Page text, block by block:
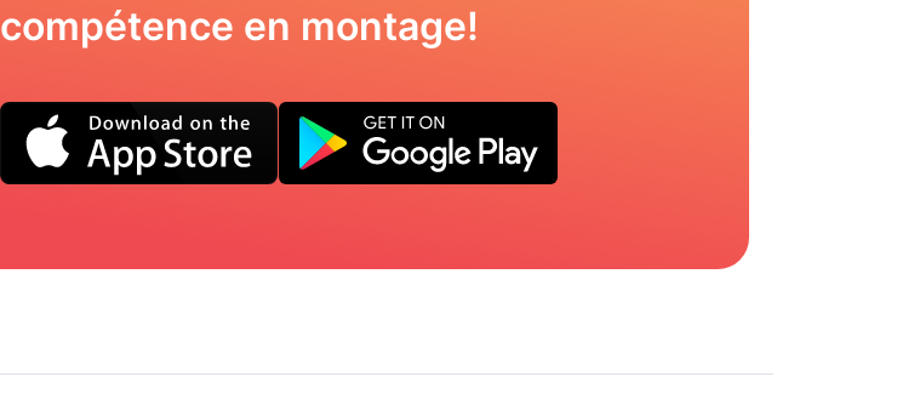
compétence en montage!